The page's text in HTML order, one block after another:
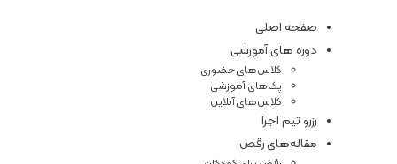
صفحه اصلی
دوره های آموزشی
کلاس‌های حضوری
پک‌های آموزشی
کلاس‌های آنلاین
رزرو تیم اجرا
مقاله‌های رقص